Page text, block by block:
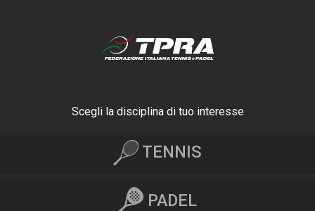
Scegli la disciplina di tuo interesse
TENNIS
PADEL